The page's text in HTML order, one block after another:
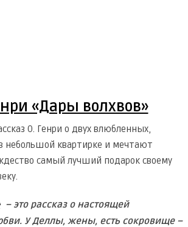
«Дары волхвов»
О. Генри о двух влюбленных,
небольшой квартирке и мечтают
самый лучший подарок своему
– это рассказ о настоящей
У Деллы, жены, есть сокровище –